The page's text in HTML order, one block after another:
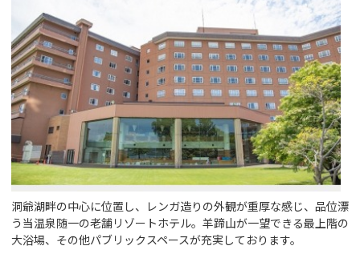
洞爺湖畔の中心に位置し、レンガ造りの外観が重厚な感じ、品位漂
う当温泉随一の老舗リゾートホテル。羊蹄山が一望できる最上階の
大浴場、その他パブリックスペースが充実しております。